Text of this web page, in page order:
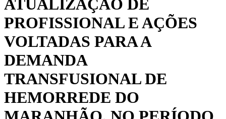
ATUALIZAÇÃO DE
PROFISSIONAL E AÇÕES
VOLTADAS PARA A
DEMANDA
TRANSFUSIONAL DE
HEMORREDE DO